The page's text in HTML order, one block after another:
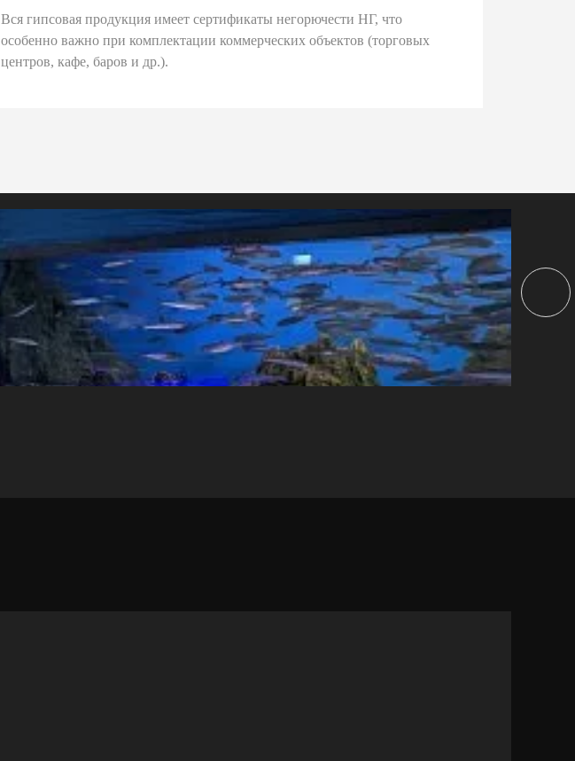
Вся гипсовая продукция имеет сертификаты негорючести НГ, что
особенно важно при комплектации коммерческих объектов (торговых
центров, кафе, баров и др.).